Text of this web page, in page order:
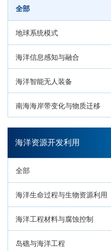
全部
地球系统模式
海洋信息感知与融合
海洋智能无人装备
南海海岸带变化与物质迁移
环南海地质过程与灾害响应
海洋资源开发利用
全部
海洋生命过程与生物资源利用
海洋工程材料与腐蚀控制
岛礁与海洋工程